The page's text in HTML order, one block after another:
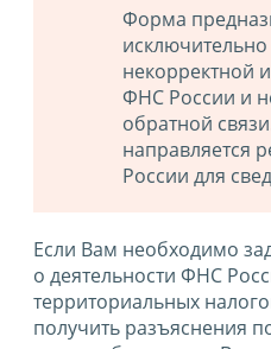
Форма
некорректной
ФНС России и
обратной
направляется
России для
Если Вам необходимо
о деятельности ФНС
территориальных
получить разъяснения